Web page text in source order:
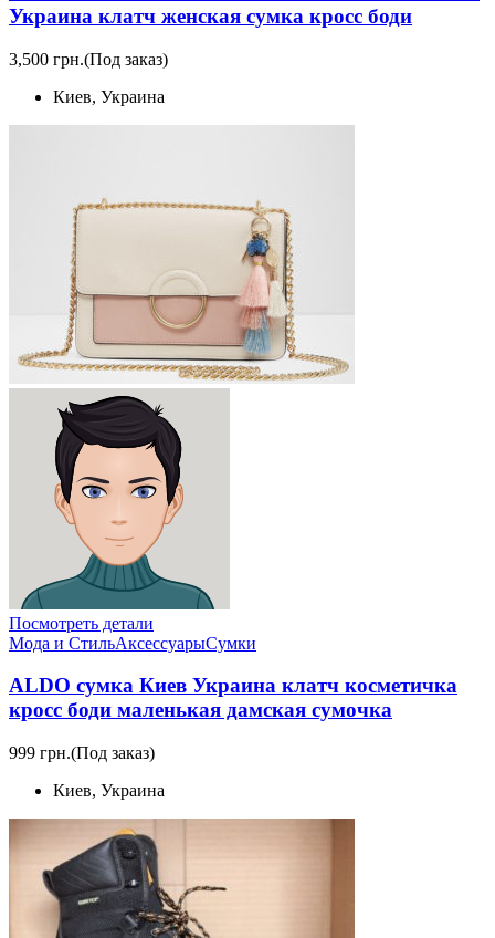
Украина клатч женская сумка кросс боди
3,500 грн.(Под заказ)
Киев, Украина
Посмотреть детали
Мода и СтильАксессуарыСумки
ALDO сумка Киев Украина клатч коcметичка
кросс боди маленькая дамская сумочка
999 грн.(Под заказ)
Киев, Украина